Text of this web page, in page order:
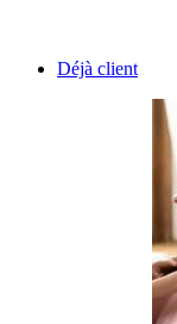
Déjà client